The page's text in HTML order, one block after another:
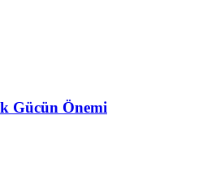
Gücün Önemi